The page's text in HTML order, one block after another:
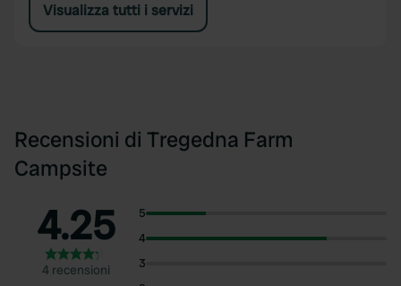
Visualizza tutti i servizi
Recensioni di Tregedna Farm
Campsite
4.25
4 recensioni
5
4
3